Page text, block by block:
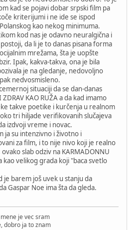
kad se pojavi dobar srpski film pa
kriterijumi i ne ide se ispod
kao nekog minimuma.
kod nas je odavno neuralgična i
da li je to danas pisana forma
mrežama, šta je uopšte
Ipak, kakva-takva, ona je bila
je na gledanje, nedovoljno
nedvosmisleno.
situaciji da se dan-danas
KAO RUŽA a da kad imamo
takve poetike i kurčenja u realnom
tri hiljade verifikovanih slučajeva
izdvoji vreme i novac.
ja su intenzivno i životno i
za film, i to nije nivo koji je realno
slab odziv na KARMADONNU
kao velikog grada koji "baca svetlo
je barem još uvek u stanju da
Gaspar Noe ima šta da gleda.
je vec sram
dobro ja to znam